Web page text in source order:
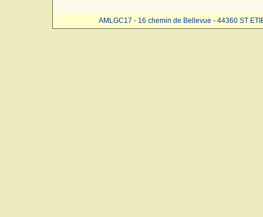
AMLGC17 - 16 chemin de Bellevue - 44360 ST